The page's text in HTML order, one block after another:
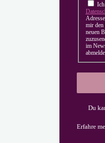
mir den
neuen
im
Du
Erfahre